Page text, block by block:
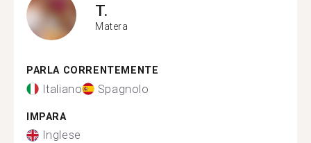
T.
Matera
PARLA CORRENTEMENTE
Italiano Spagnolo
IMPARA
Inglese